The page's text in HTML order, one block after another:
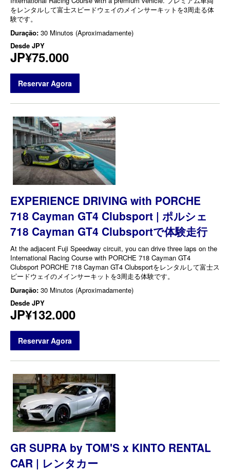
をレンタルして富士スピードウェイのメインサーキットを3周走る体
験です。
Duração: 30 Minutos (Aproximadamente)
Desde JPY
JP¥75.000
Reservar Agora
EXPERIENCE DRIVING with PORCHE
718 Cayman GT4 Clubsport | ポルシェ
718 Cayman GT4 Clubsportで体験走行
At the adjacent Fuji Speedway circuit, you can drive three laps on the
International Racing Course with PORCHE 718 Cayman GT4
Clubsport PORCHE 718 Cayman GT4 Clubsportをレンタルして富士ス
ピードウェイのメインサーキットを3周走る体験です。
Duração: 30 Minutos (Aproximadamente)
Desde JPY
JP¥132.000
Reservar Agora
GR SUPRA by TOM'S x KINTO RENTAL
CAR | レンタカー